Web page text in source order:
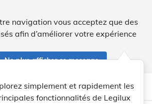
navigation vous acceptez que des
afin d’améliorer votre expérience
Ne plus afficher ce message
account_circle help Aide
simplement et rapidement les
fonctionnalités de Legilux
light_mode dark_mode